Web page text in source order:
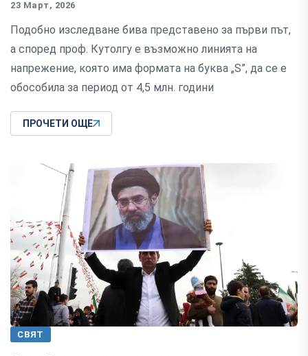
23 Март, 2026
Подобно изследване бива представено за първи път,
а според проф. Кутолгу е възможно линията на
напрежение, която има формата на буква „S”, да се е
обособила за период от 4,5 млн. години
ПРОЧЕТИ ОЩЕ
СВЯТ